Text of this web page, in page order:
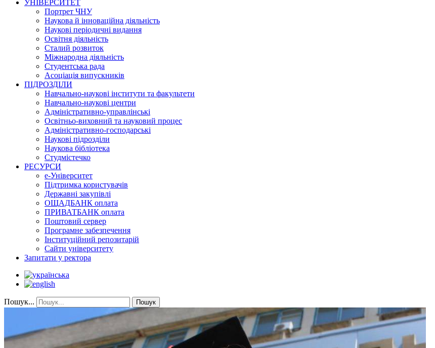
УНІВЕРСИТЕТ
Портрет ЧНУ
Наукова й інноваційна діяльність
Наукові періодичні видання
Освітня діяльність
Сталий розвиток
Міжнародна діяльність
Студентська рада
Асоціація випускників
ПІДРОЗДІЛИ
Навчально-наукові інститути та факультети
Навчально-наукові центри
Адміністративно-управлінські
Освітньо-виховний та науковий процес
Адміністративно-господарські
Наукові підрозділи
Наукова бібліотека
Студмістечко
РЕСУРСИ
е-Університет
Підтримка користувачів
Державні закупівлі
ОЩАДБАНК оплата
ПРИВАТБАНК оплата
Поштовий сервер
Програмне забезпечення
Інституційний репозитарій
Сайти університету
Запитати у ректора
Пошук... Пошук